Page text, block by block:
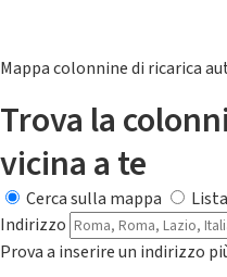
Mappa colonnine di ricarica
Trova la
vicina a te
Cerca sulla mappa
Indirizzo
Prova a inserire un indirizzo